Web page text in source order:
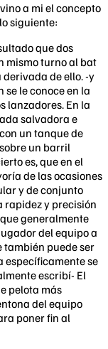
a mi el concepto
siguiente:
que dos
mismo turno al bat
de ello. -y
le conoce en la
lanzadores. En la
salvadora e
un tanque de
un barril
es, que en el
de las ocasiones
y de conjunto
rapidez y precisión
generalmente
del equipo a
también puede ser
específicamente se
escribí- El
pelota más
del equipo
poner fin al